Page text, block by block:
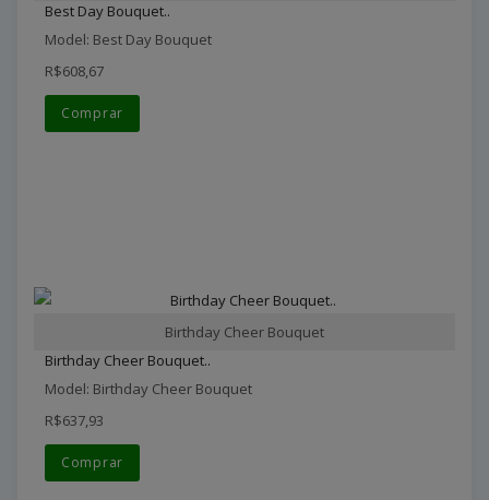
Best Day Bouquet..
Model: Best Day Bouquet
R$608,67
Comprar
Birthday Cheer Bouquet
Birthday Cheer Bouquet..
Model: Birthday Cheer Bouquet
R$637,93
Comprar